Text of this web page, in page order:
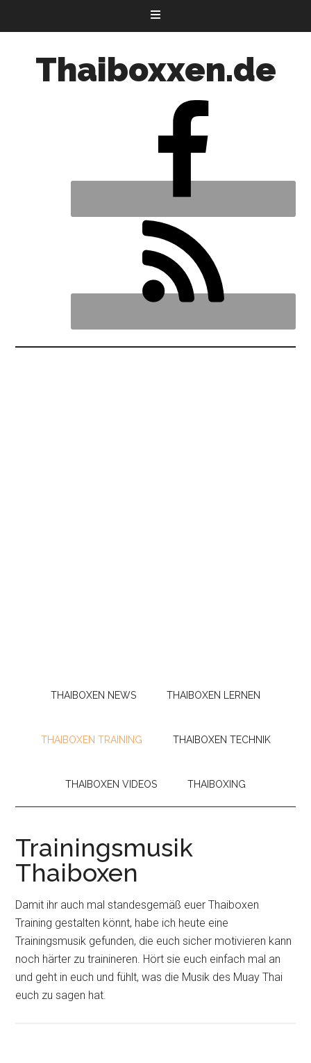
Thaiboxxen.de
THAIBOXEN NEWS THAIBOXEN LERNEN
THAIBOXEN TRAINING THAIBOXEN TECHNIK
THAIBOXEN VIDEOS THAIBOXING
Trainingsmusik
Thaiboxen
Damit ihr auch mal standesgemäß euer Thaiboxen
Training gestalten könnt, habe ich heute eine
Trainingsmusik gefunden, die euch sicher motivieren kann
noch härter zu trainineren. Hört sie euch einfach mal an
und geht in euch und fühlt, was die Musik des Muay Thai
euch zu sagen hat.